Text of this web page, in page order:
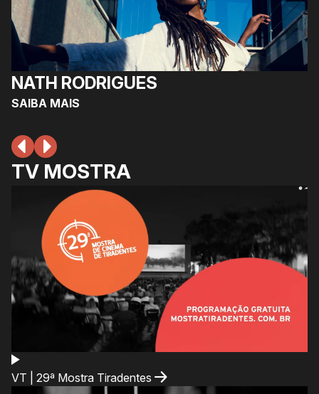
NATH RODRIGUES
SAIBA MAIS
TV MOSTRA
VT | 29ª Mostra Tiradentes